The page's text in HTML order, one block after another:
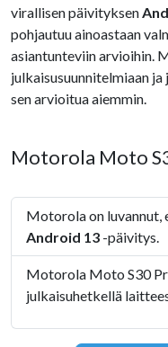
virallisen päivityksen
pohjautuu ainoastaan
asiantunteviin arvioihin.
julkaisusuunnitelmiaan
sen arvioitua aiemmin.
Motorola Moto
Motorola on luvannut,
Android 13 -päivitys.
Motorola Moto S30
julkaisuhetkellä